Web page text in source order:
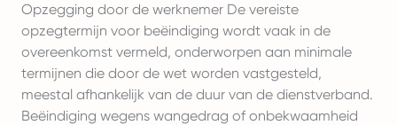
Opzegging door de werknemer De vereiste
opzegtermijn voor beëindiging wordt vaak in de
overeenkomst vermeld, onderworpen aan minimale
termijnen die door de wet worden vastgesteld,
meestal afhankelijk van de duur van de dienstverband.
Beëindiging wegens wangedrag of onbekwaamheid